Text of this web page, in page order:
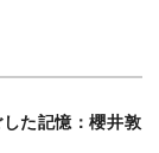
た記憶：櫻井敦